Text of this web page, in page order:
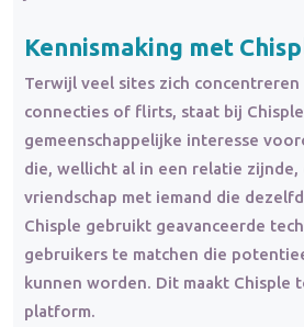
Kennismaking met
Terwijl veel sites zich
connecties of flirts, staat bij
gemeenschappelijke interesse
die, wellicht al in een relatie
vriendschap met iemand die
Chisple gebruikt geavanceerde
gebruikers te matchen die
kunnen worden. Dit maakt Chisple
platform.